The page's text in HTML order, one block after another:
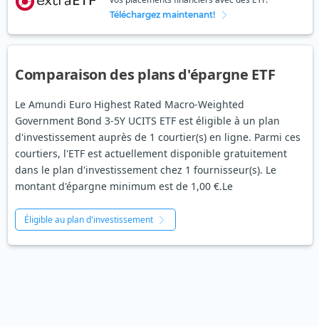
Téléchargez maintenant!
Comparaison des plans d'épargne ETF
Le Amundi Euro Highest Rated Macro-Weighted
Government Bond 3-5Y UCITS ETF est éligible à un plan
d'investissement auprès de 1 courtier(s) en ligne. Parmi ces
courtiers, l'ETF est actuellement disponible gratuitement
dans le plan d'investissement chez 1 fournisseur(s). Le
montant d'épargne minimum est de 1,00 €.Le
Éligible au plan d'investissement